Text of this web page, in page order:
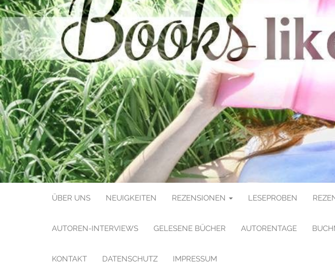
BOOKS LIKE
ÜBER UNS NEUIGKEITEN REZENSIONEN LESEPROBEN
AUTOREN-INTERVIEWS GELESENE BÜCHER AUTORENTAGE
KONTAKT DATENSCHUTZ IMPRESSUM